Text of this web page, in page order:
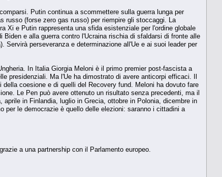
Putin continua a scommettere sulla guerra lunga per
russo (forse zero gas russo) per riempire gli stoccaggi. La
Xi e Putin rappresenta una sfida esistenziale per l'ordine globale
e alla guerra contro l'Ucraina rischia di sfaldarsi di fronte alle
perseveranza e determinazione all'Ue e ai suoi leader per
In Italia Giorgia Meloni è il primo premier post-fascista a
presidenziali. Ma l'Ue ha dimostrato di avere anticorpi efficaci. Il
coesione e di quelli del Recovery fund. Meloni ha dovuto fare
Le Pen può avere ottenuto un risultato senza precedenti, ma il
in Finlandia, luglio in Grecia, ottobre in Polonia, dicembre in
le democrazie è quello delle elezioni: saranno i cittadini a
a una partnership con il Parlamento europeo.